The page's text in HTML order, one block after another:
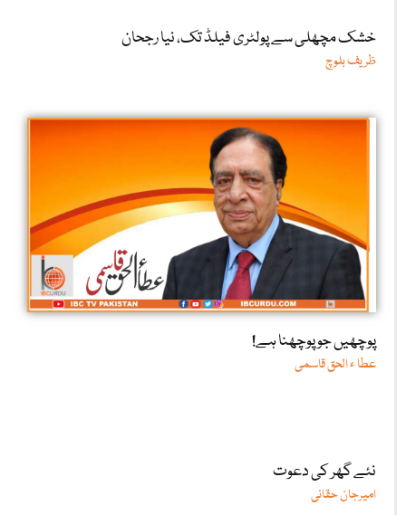
خشک مچھلی سے پولٹری فیلڈ تک، نیا رجحان
ظریف بلوچ
پوچھیں جو پوچھنا ہے!
عطا ء الحق قاسمی
نئے گھر کی دعوت
امیرجان حقانی